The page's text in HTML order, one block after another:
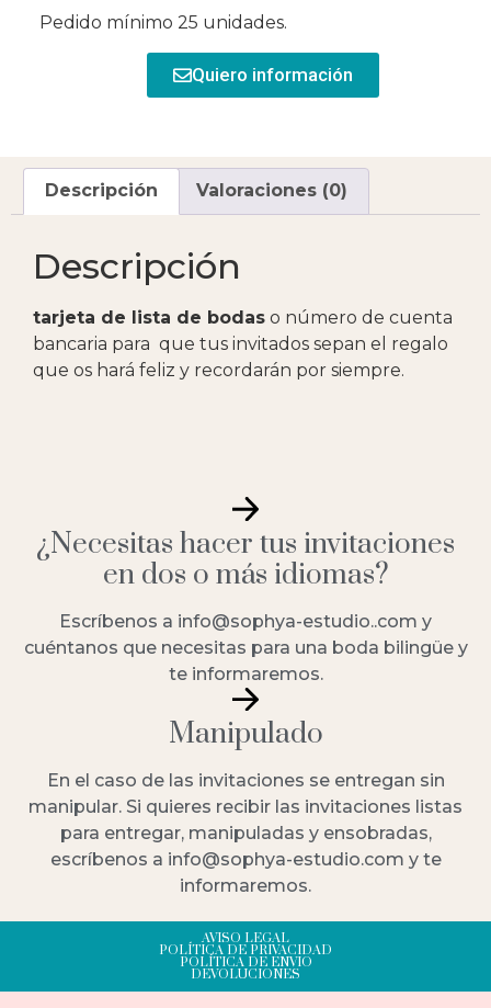
Pedido mínimo 25 unidades.
Quiero información
Descripción Valoraciones (0)
Descripción
tarjeta de lista de bodas o número de cuenta
bancaria para que tus invitados sepan el regalo
que os hará feliz y recordarán por siempre.
¿Necesitas hacer tus invitaciones
en dos o más idiomas?
Escríbenos a info@sophya-estudio..com y
cuéntanos que necesitas para una boda bilingüe y
te informaremos.
Manipulado
En el caso de las invitaciones se entregan sin
manipular. Si quieres recibir las invitaciones listas
para entregar, manipuladas y ensobradas,
escríbenos a info@sophya-estudio.com y te
informaremos.
AVISO LEGAL
POLÍTICA DE PRIVACIDAD
POLÍTICA DE ENVIO
DEVOLUCIONES